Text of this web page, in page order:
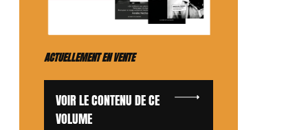
ACTUELLEMENT EN VENTE
VOIR LE CONTENU DE CE
VOLUME